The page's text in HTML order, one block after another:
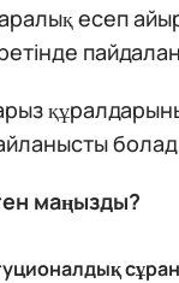
есеп
маңызды?